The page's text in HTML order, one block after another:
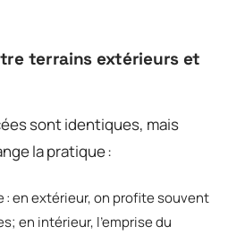
terrains extérieurs et
sont identiques, mais
la pratique :
: en extérieur, on profite souvent
en intérieur, l’emprise du